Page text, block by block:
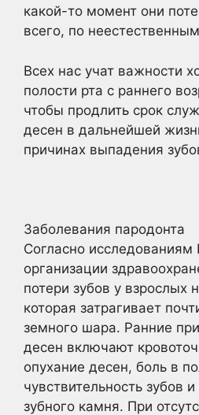
какой-то момент они
всего, по
Всех нас учат важности
полости рта с раннего
чтобы продлить срок
десен в дальнейшей
причинах выпадения
Заболевания пародонта
Согласно исследованиям
организации
потери зубов у взрослых
которая затрагивает
земного шара. Ранние
десен включают
опухание десен, боль в
чувствительность зубов
зубного камня. При